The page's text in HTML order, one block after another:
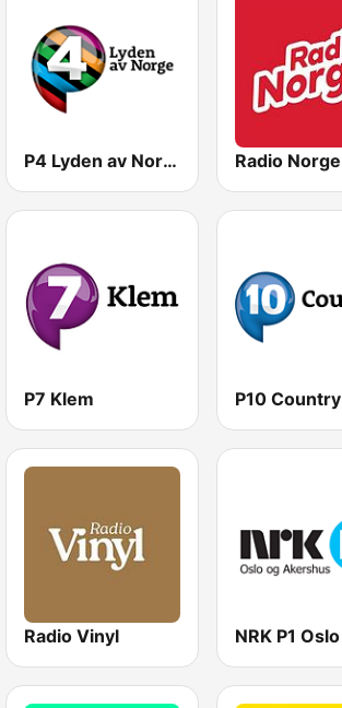
P4 Lyden av Norge Radio Norge
P7 Klem P10 Country
Radio Vinyl